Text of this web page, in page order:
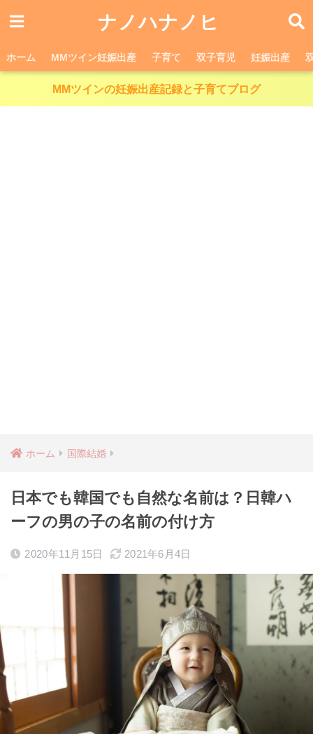
ナノハナノヒ
ホーム MMツイン妊娠出産 子育て 双子育児 妊娠出産
MMツインの妊娠出産記録と子育てブログ
ホーム 国際結婚
日本でも韓国でも自然な名前は？日韓ハ
ーフの男の子の名前の付け方
2020年11月15日 2021年6月4日